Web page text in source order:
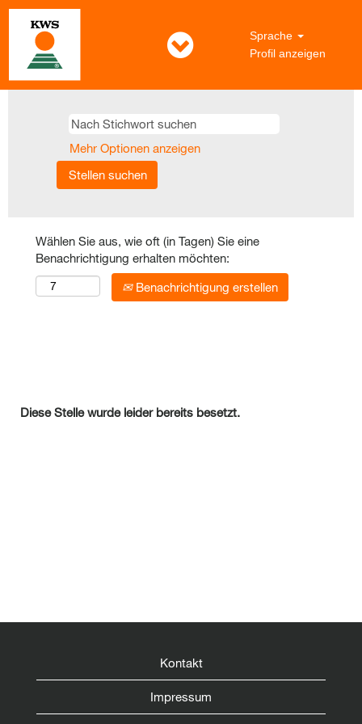
Sprache
Profil anzeigen
Mehr Optionen anzeigen
Wählen Sie aus, wie oft (in Tagen) Sie eine
Benachrichtigung erhalten möchten:
Benachrichtigung erstellen
Diese Stelle wurde leider bereits besetzt.
Kontakt
Impressum